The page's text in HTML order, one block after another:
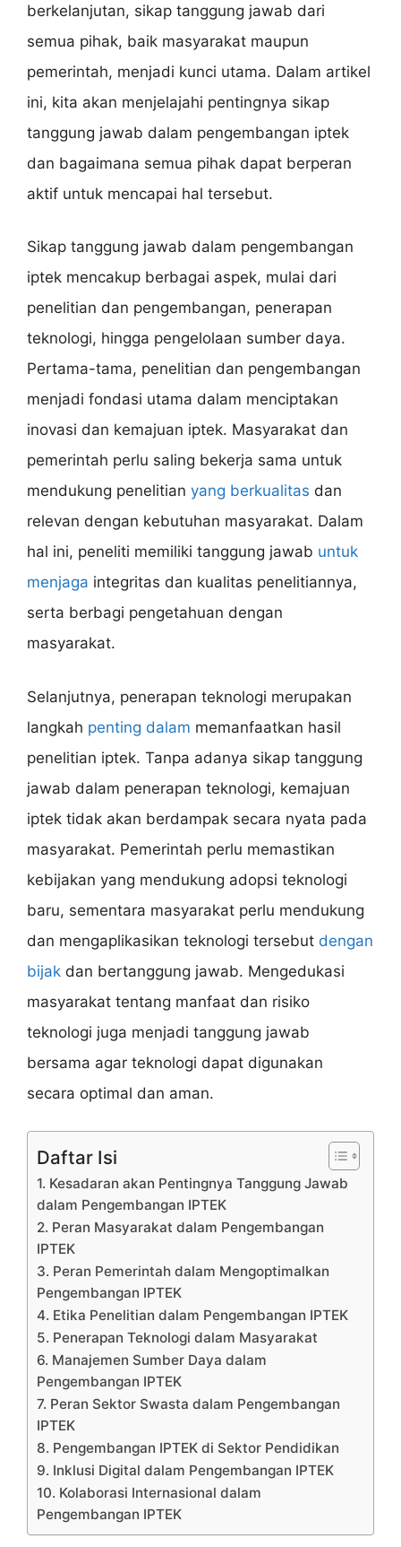
berkelanjutan, sikap tanggung jawab dari
semua pihak, baik masyarakat maupun
pemerintah, menjadi kunci utama. Dalam artikel
ini, kita akan menjelajahi pentingnya sikap
tanggung jawab dalam pengembangan iptek
dan bagaimana semua pihak dapat berperan
aktif untuk mencapai hal tersebut.
Sikap tanggung jawab dalam pengembangan
iptek mencakup berbagai aspek, mulai dari
penelitian dan pengembangan, penerapan
teknologi, hingga pengelolaan sumber daya.
Pertama-tama, penelitian dan pengembangan
menjadi fondasi utama dalam menciptakan
inovasi dan kemajuan iptek. Masyarakat dan
pemerintah perlu saling bekerja sama untuk
mendukung penelitian yang berkualitas dan
relevan dengan kebutuhan masyarakat. Dalam
hal ini, peneliti memiliki tanggung jawab untuk
menjaga integritas dan kualitas penelitiannya,
serta berbagi pengetahuan dengan
masyarakat.
Selanjutnya, penerapan teknologi merupakan
langkah penting dalam memanfaatkan hasil
penelitian iptek. Tanpa adanya sikap tanggung
jawab dalam penerapan teknologi, kemajuan
iptek tidak akan berdampak secara nyata pada
masyarakat. Pemerintah perlu memastikan
kebijakan yang mendukung adopsi teknologi
baru, sementara masyarakat perlu mendukung
dan mengaplikasikan teknologi tersebut dengan
bijak dan bertanggung jawab. Mengedukasi
masyarakat tentang manfaat dan risiko
teknologi juga menjadi tanggung jawab
bersama agar teknologi dapat digunakan
secara optimal dan aman.
Daftar Isi
1. Kesadaran akan Pentingnya Tanggung Jawab
dalam Pengembangan IPTEK
2. Peran Masyarakat dalam Pengembangan
IPTEK
3. Peran Pemerintah dalam Mengoptimalkan
Pengembangan IPTEK
4. Etika Penelitian dalam Pengembangan IPTEK
5. Penerapan Teknologi dalam Masyarakat
6. Manajemen Sumber Daya dalam
Pengembangan IPTEK
7. Peran Sektor Swasta dalam Pengembangan
IPTEK
8. Pengembangan IPTEK di Sektor Pendidikan
9. Inklusi Digital dalam Pengembangan IPTEK
10. Kolaborasi Internasional dalam
Pengembangan IPTEK